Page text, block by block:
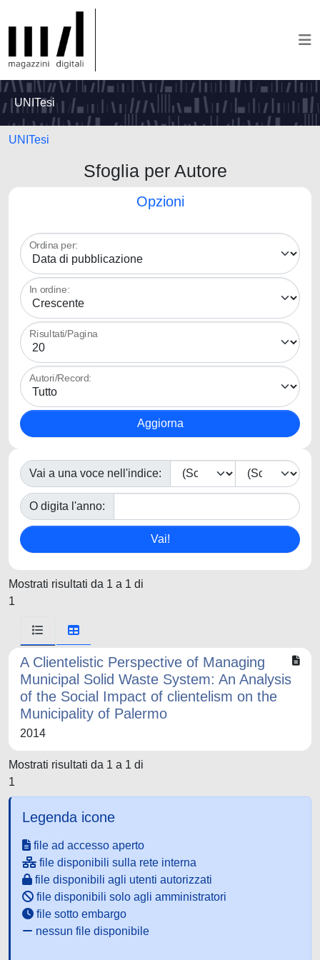
UNITesi
UNITesi
Sfoglia per Autore
Opzioni
Ordina per:
In ordine:
Risultati/Pagina
Autori/Record:
Vai a una voce nell'indice:
O digita l'anno:
Mostrati risultati da 1 a 1 di
1
A Clientelistic Perspective of Managing
Municipal Solid Waste System: An Analysis
of the Social Impact of clientelism on the
Municipality of Palermo
2014
Mostrati risultati da 1 a 1 di
1
Legenda icone
file ad accesso aperto
file disponibili sulla rete interna
file disponibili agli utenti autorizzati
file disponibili solo agli amministratori
file sotto embargo
nessun file disponibile